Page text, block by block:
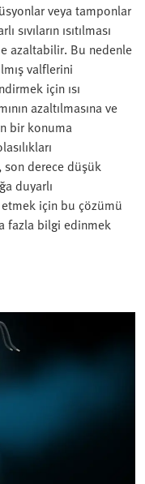
veya tamponlar
ısıtılması
azaltabilir. Bu nedenle
valflerini
için ısı
azaltılmasına ve
bir konuma
derece düşük
duyarlı
için bu çözümü
fazla bilgi edinmek